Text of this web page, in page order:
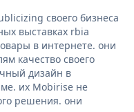
своего бизнеса
выставках rbia
в интернете. они
качество своего
дизайн в
их Mobirise не
решения. они